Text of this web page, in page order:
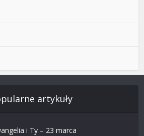
artykuły
i Ty – 23 marca